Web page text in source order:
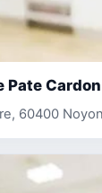
Pate Cardon
60400